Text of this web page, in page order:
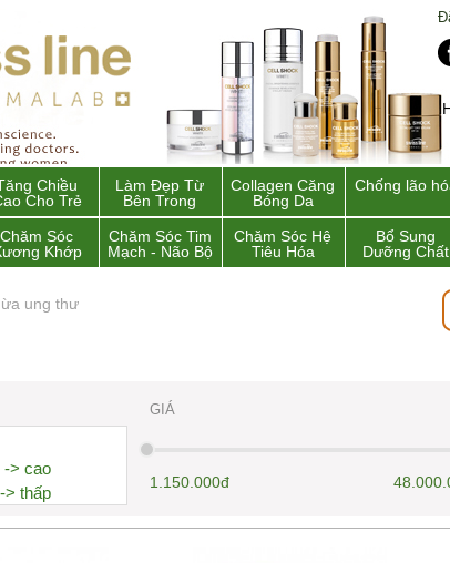
Chiều
Cho Trẻ
Làm Đẹp Từ
Bên Trong
Collagen Căng
Bóng Da
Chống lão
Chăm Sóc
Khớp
Chăm Sóc Tim
Mạch - Não Bộ
Chăm Sóc Hệ
Tiêu Hóa
Bổ Sung
Dưỡng Chất
ung thư
-> cao
> thấp
GIÁ
1.150.000đ